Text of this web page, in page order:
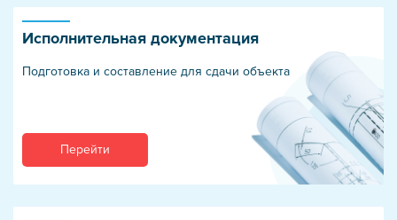
Исполнительная документация
Подготовка и составление для сдачи объекта
Перейти